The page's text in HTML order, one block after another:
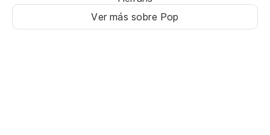
Ver más sobre Pop